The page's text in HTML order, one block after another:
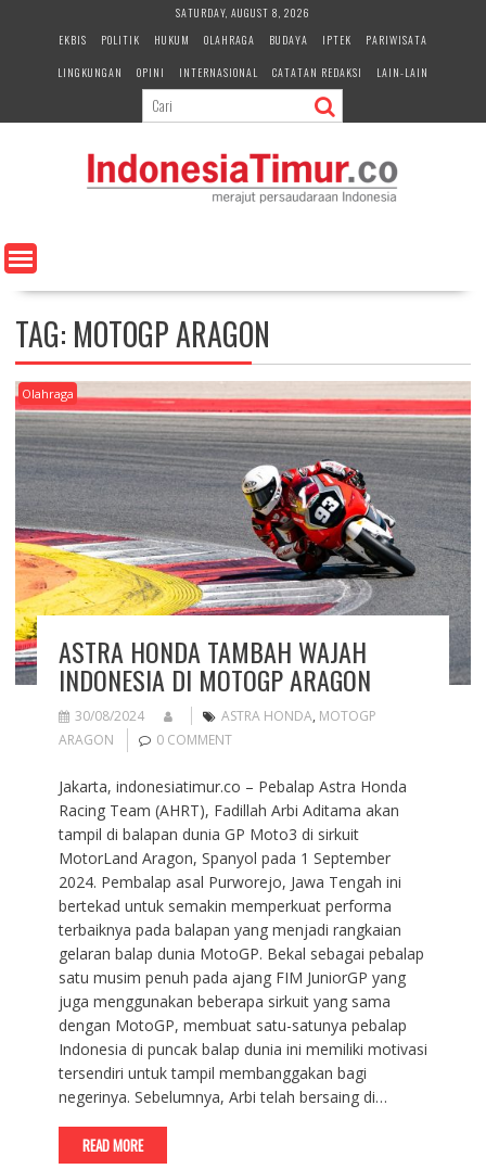
e
n
SATURDAY, AUGUST 8, 2026
EKBIS
POLITIK HUKUM OLAHRAGA BUDAYA IPTEK
PARIWISATA
LINGKUNGAN
OPINI INTERNASIONAL CATATAN REDAKSI LAIN-LAIN
TAG: MOTOGP ARAGON
Olahraga
ASTRA HONDA TAMBAH WAJAH
INDONESIA DI MOTOGP ARAGON
30/08/2024 ASTRA HONDA, MOTOGP
ARAGON
0 COMMENT
Jakarta, indonesiatimur.co – Pebalap Astra Honda
Racing Team (AHRT), Fadillah Arbi Aditama akan
tampil di balapan dunia GP Moto3 di sirkuit
MotorLand Aragon, Spanyol pada 1 September
2024. Pembalap asal Purworejo, Jawa Tengah ini
bertekad untuk semakin memperkuat performa
terbaiknya pada balapan yang menjadi rangkaian
gelaran balap dunia MotoGP. Bekal sebagai pebalap
satu musim penuh pada ajang FIM JuniorGP yang
juga menggunakan beberapa sirkuit yang sama
dengan MotoGP, membuat satu-satunya pebalap
Indonesia di puncak balap dunia ini memiliki motivasi
tersendiri untuk tampil membanggakan bagi
negerinya. Sebelumnya, Arbi telah bersaing di…
READ MORE